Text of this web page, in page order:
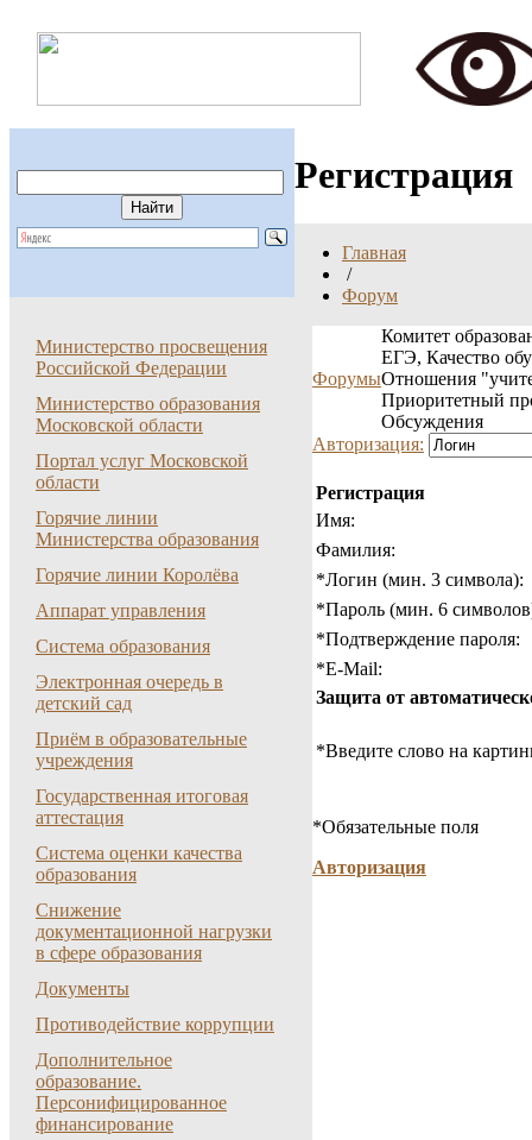
Регистрация
Главная
/
Форум
Министерство просвещения
Российской Федерации
Министерство образования
Московской области
Портал услуг Московской
области
Горячие линии
Министерства образования
Горячие линии Королёва
Аппарат управления
Система образования
Электронная очередь в
детский сад
Приём в образовательные
учреждения
Государственная итоговая
аттестация
Система оценки качества
образования
Снижение
документационной нагрузки
в сфере образования
Документы
Противодействие коррупции
Дополнительное
образование.
Персонифицированное
финансирование
Форумы
Комитет
ЕГЭ, Качество
Отношения
Приоритетный
Обсуждения
Авторизация:
Регистрация
Имя:
Фамилия:
*Логин (мин. 3 символа):
*Пароль (мин. 6
*Подтверждение пароля:
*E-Mail:
Защита от
*Введите слово на
*Обязательные поля
Авторизация